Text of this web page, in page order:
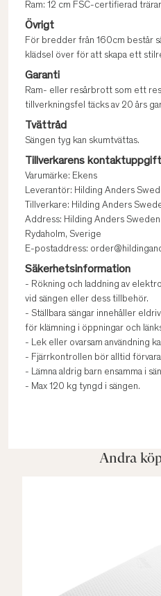
Ram: 12 cm FSC-certifierad
Övrigt
För bredder från 160cm består
klädsel över för att skapa ett
Garanti
Ram- eller resårbrott som ett
tillverkningsfel täcks av 20 års
Tvättråd
Sängen tyg kan skumtvättas.
Tillverkarens
Varumärke: Ekens
Leverantör: Hilding Anders
Tillverkare: Hilding Anders
Address: Hilding Anders Sweden
Rydaholm, Sverige
E-postaddress:
Säkerhetsinformation
- Rökning och laddning av
vid sängen eller dess tillbehör.
- Ställbara sängar innehåller
för klämning i öppningar och
- Lek eller ovarsam användning
- Fjärrkontrollen bör alltid
- Lämna aldrig barn ensamma i
- Max 120 kg tyngd i sängen.
Andra